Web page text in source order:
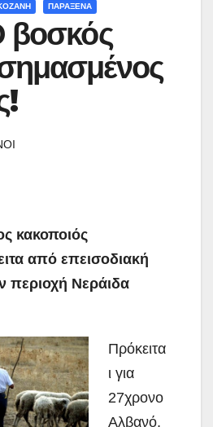
ΠΑΡΑΞΕΝΑ
βοσκός
κακοποιός
από επεισοδιακή
περιοχή Νεράιδα
Πρόκειτα
ι για
27χρονο
Αλβανό,